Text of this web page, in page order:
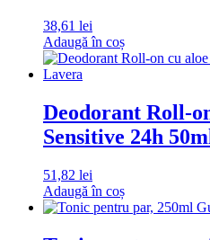
38,61 lei
Adaugă în coș
Deodorant Roll-
Sensitive 24h
51,82 lei
Adaugă în coș